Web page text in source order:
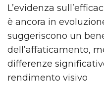
L’evidenza
è ancora in
suggeriscono un
dell’affaticamento,
differenze
rendimento visivo